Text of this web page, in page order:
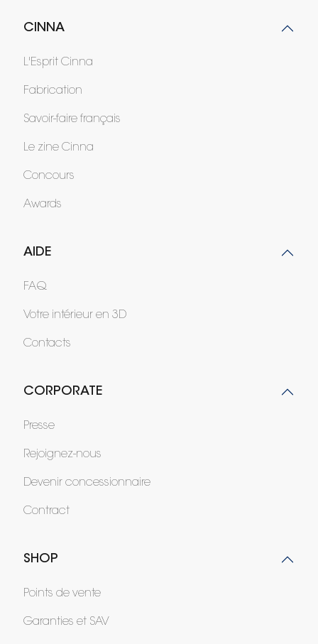
CINNA
L'Esprit Cinna
Fabrication
Savoir-faire français
Le zine Cinna
Concours
Awards
AIDE
FAQ
Votre intérieur en 3D
Contacts
CORPORATE
Presse
Rejoignez-nous
Devenir concessionnaire
Contract
SHOP
Points de vente
Garanties et SAV